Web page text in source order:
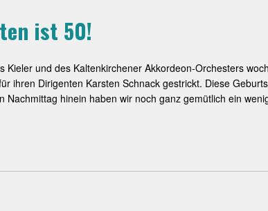
ist 50!
Kieler und des Kaltenkirchener Akkordeon-Orchesters
ihren Dirigenten Karsten Schnack gestrickt. Diese
Nachmittag hinein haben wir noch ganz gemütlich ein